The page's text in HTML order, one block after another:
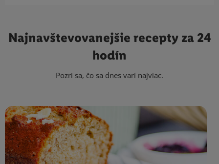
Najnavštevovanejšie recepty za 24
hodín
Pozri sa, čo sa dnes varí najviac.